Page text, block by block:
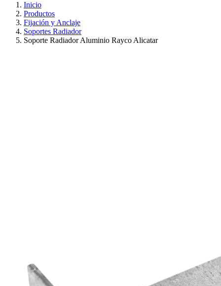
Inicio
Productos
Fijación y Anclaje
Soportes Radiador
Soporte Radiador Aluminio Rayco Alicatar